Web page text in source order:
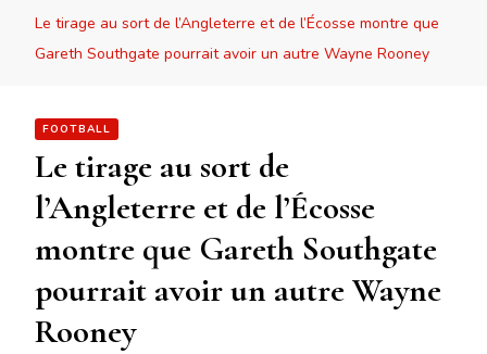
Le tirage au sort de l’Angleterre et de l’Écosse montre que
Gareth Southgate pourrait avoir un autre Wayne Rooney
FOOTBALL
Le tirage au sort de
l’Angleterre et de l’Écosse
montre que Gareth Southgate
pourrait avoir un autre Wayne
Rooney